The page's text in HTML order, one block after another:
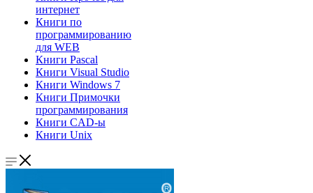
интернет
Книги по
программированию
для WEB
Книги Pascal
Книги Visual Studio
Книги Windows 7
Книги Примочки
программирования
Книги CAD-ы
Книги Unix